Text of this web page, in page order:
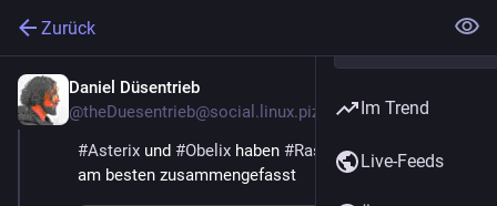
Zurück
Daniel Düsentrieb
@theDuesentrieb@social.linux.pizza
#Asterix und #Obelix haben #Rassismus
immer noch
am besten zusammengefasst
Im Trend
Live-Feeds